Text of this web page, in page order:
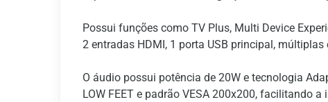
Possui funções como TV Plus, Multi Device
2 entradas HDMI, 1 porta USB principal,
O áudio possui potência de 20W e tecnologia
LOW FEET e padrão VESA 200x200, facilitando